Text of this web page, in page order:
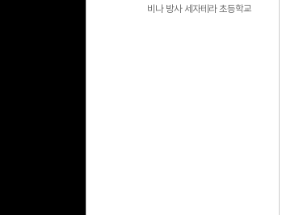
비나 방사 세자테라 초등학교